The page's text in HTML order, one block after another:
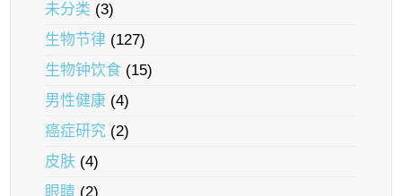
未分类 (3)
生物节律 (127)
生物钟饮食 (15)
男性健康 (4)
癌症研究 (2)
皮肤 (4)
眼睛 (2)